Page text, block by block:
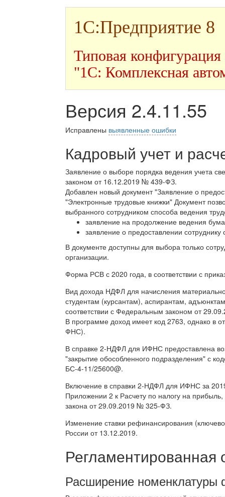
1С:Предприятие 8
Типовая конфигурация
"1С: Комплексная
Версия 2.4.11.55
Исправлены выявленные ошибки
Кадровый учет и
Заявление о выборе порядка ведения учета
законом от 16.12.2019 № 439-ФЗ.
Добавлен новый документ "Заявление о
"Электронные трудовые книжки" Документ
выбранного сотрудником способа ведения
заявление на продолжение ведения
заявление о предоставлении
В документе доступны для выбора только
организации.
Форма РСВ с 2020 года, в соответствии с
Вид дохода НДФЛ для начисления
студентам (курсантам), аспирантам,
соответствии с Федеральным законом от
В программе доход имеет код 2763, однако в
ФНС).
В справке 2-НДФЛ для ИФНС предоставлена
"закрытие обособленного подразделения" с
БС-4-11/25600@.
Включение в справки 2-НДФЛ для ИФНС за
Приложении 2 к Расчету по налогу на прибыль,
закона от 29.09.2019 № 325-ФЗ.
Изменение ставки рефинансирования
России от 13.12.2019.
Регламентированная
Расширение номенклатуры